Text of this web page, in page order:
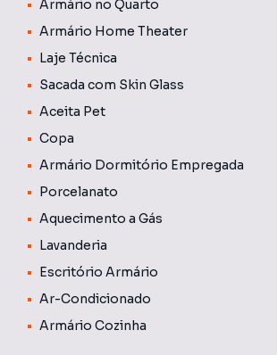
Armário no Quarto
Armário Home Theater
Laje Técnica
Sacada com Skin Glass
Aceita Pet
Copa
Armário Dormitório Empregada
Porcelanato
Aquecimento a Gás
Lavanderia
Escritório Armário
Ar-Condicionado
Armário Cozinha